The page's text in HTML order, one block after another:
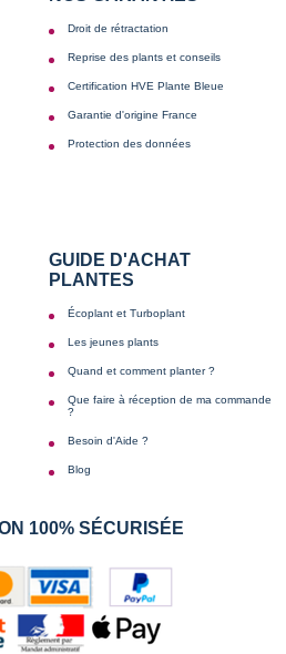
Droit de rétractation
Reprise des plants et conseils
Certification HVE Plante Bleue
Garantie d'origine France
Protection des données
GUIDE D'ACHAT
PLANTES
Écoplant et Turboplant
Les jeunes plants
Quand et comment planter ?
Que faire à réception de ma commande
?
Besoin d'Aide ?
Blog
100% SÉCURISÉE